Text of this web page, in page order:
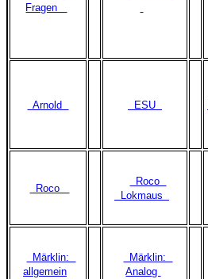
Fragen
Arnold ESU
Roco
Roco
Lokmaus
Märklin:
allgemein
Märklin:
Analog